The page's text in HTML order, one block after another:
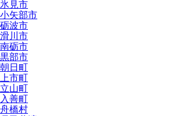
氷見市
小矢部市
砺波市
滑川市
南砺市
黒部市
朝日町
上市町
立山町
入善町
舟橋村